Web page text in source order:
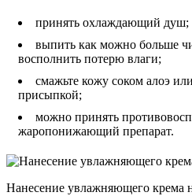
принять охлаждающий душ;
выпить как можно больше
восполнить потерю влаги;
смажьте кожу соком алоэ
присыпкой;
можно принять
жаропонижающий препарат.
Нанесение увлажняющего крема